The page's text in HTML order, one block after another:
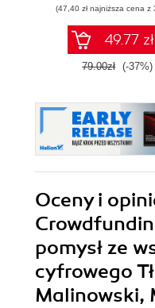
(47,40 zł najniższa cena z
49.77 zł
79.00zł (-37%)
Oceny i
pomysł ze
cyfrowego
Malinowski,